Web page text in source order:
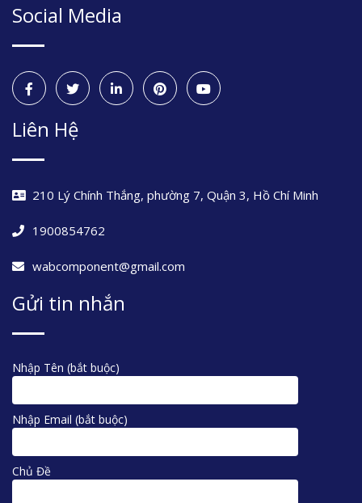
Social Media
Liên Hệ
210 Lý Chính Thắng, phường 7, Quận 3, Hồ Chí Minh
1900854762
wabcomponent@gmail.com
Gửi tin nhắn
Nhập Tên (bắt buộc)
Nhập Email (bắt buộc)
Chủ Đề